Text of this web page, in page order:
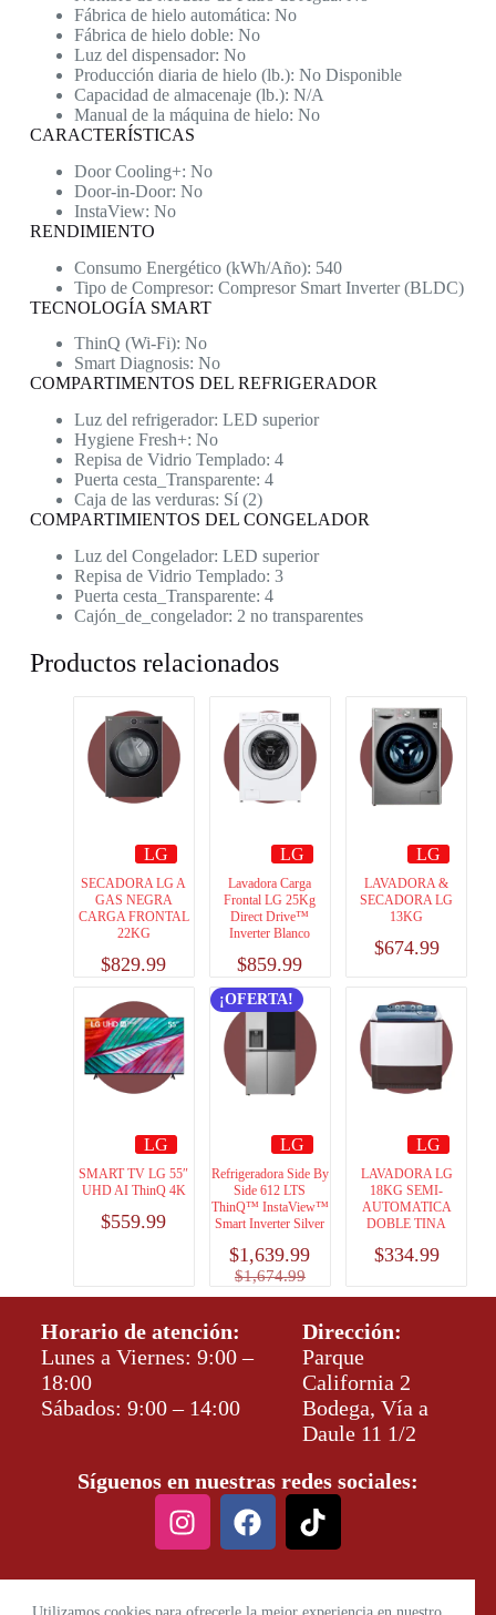
Fábrica de hielo automática: No
Fábrica de hielo doble: No
Luz del dispensador: No
Producción diaria de hielo (lb.): No Disponible
Capacidad de almacenaje (lb.): N/A
Manual de la máquina de hielo: No
CARACTERÍSTICAS
Door Cooling+: No
Door-in-Door: No
InstaView: No
RENDIMIENTO
Consumo Energético (kWh/Año): 540
Tipo de Compresor: Compresor Smart Inverter (BLDC)
TECNOLOGÍA SMART
ThinQ (Wi-Fi): No
Smart Diagnosis: No
COMPARTIMENTOS DEL REFRIGERADOR
Luz del refrigerador: LED superior
Hygiene Fresh+: No
Repisa de Vidrio Templado: 4
Puerta cesta_Transparente: 4
Caja de las verduras: Sí (2)
COMPARTIMIENTOS DEL CONGELADOR
Luz del Congelador: LED superior
Repisa de Vidrio Templado: 3
Puerta cesta_Transparente: 4
Cajón_de_congelador: 2 no transparentes
Productos relacionados
LG
SECADORA LG A
GAS NEGRA
CARGA FRONTAL
22KG
$829.99
LG
Lavadora Carga
Frontal LG 25Kg
Direct Drive™
Inverter Blanco
$859.99
LG
LAVADORA &
SECADORA LG
13KG
$674.99
LG
SMART TV LG 55″
UHD AI ThinQ 4K
$559.99
¡OFERTA!
LG
Refrigeradora Side By
Side 612 LTS
ThinQ™ InstaView™
Smart Inverter Silver
$1,674.99
$1,639.99
LG
LAVADORA LG
18KG SEMI-
AUTOMATICA
DOBLE TINA
$334.99
Horario de atención:
Lunes a Viernes: 9:00 –
18:00
Sábados: 9:00 – 14:00
Dirección:
Parque
California 2
Bodega, Vía a
Daule 11 1/2
Síguenos en nuestras redes sociales: